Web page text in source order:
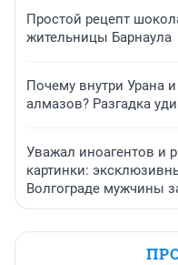
Простой рецепт
жительницы Барнаула
Почему внутри Урана
алмазов? Разгадка
Уважал иноагентов и
картинки:
Волгограде мужчины